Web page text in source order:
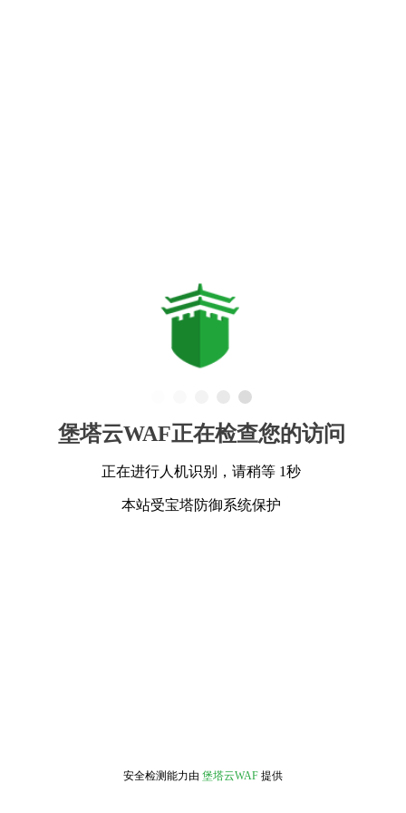
堡塔云WAF正在检查您的访问
正在进行人机识别，请稍等 1秒
本站受宝塔防御系统保护
安全检测能力由 堡塔云WAF 提供